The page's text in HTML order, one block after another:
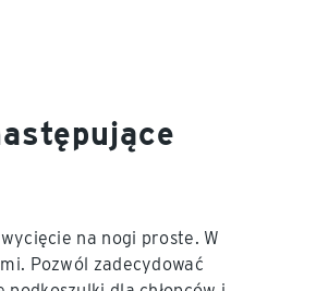
na nogi proste. W
Pozwól zadecydować